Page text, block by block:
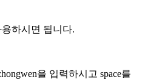
하시면 됩니다.
을 입력하시고 space를